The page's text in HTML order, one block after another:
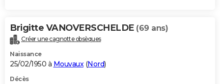
Brigitte VANOVERSCHELDE (69 ans)
Créer une cagnotte obsèques
Naissance
25/02/1950 à Mouvaux(Nord)
Décès